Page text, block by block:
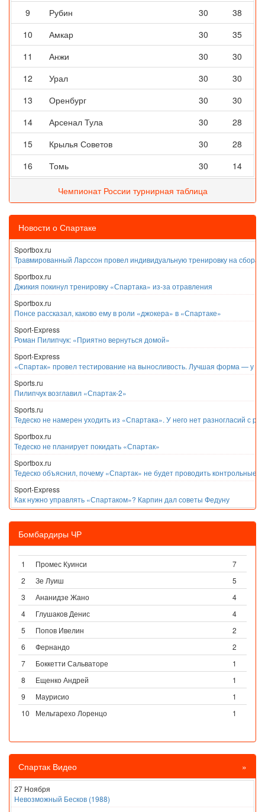
9
Рубин 30
38
10
Амкар 30
35
11
Анжи 30
30
12
Урал 30
30
13
Оренбург 30
30
14
Арсенал Тула 30
28
15
Крылья Советов 30
28
16
Томь 30 14
Чемпионат России турнирная таблица
Новости о Спартаке
Sportbox.ru
Травмированный Ларссон провел индивидуальную тренировку на
Sportbox.ru
Джикия покинул тренировку «Спартака» из-за отравления
Sportbox.ru
Понсе рассказал, каково ему в роли «джокера» в «Спартаке»
Sport-Express
Роман Пилипчук: «Приятно вернуться домой»
Sport-Express
«Спартак» провел тестирование на выносливость. Лучшая форма — у
Sports.ru
Пилипчук возглавил «Спартак-2»
Sports.ru
Тедеско не намерен уходить из «Спартака». У него нет разногласий с
Sportbox.ru
Тедеско не планирует покидать «Спартак»
Sportbox.ru
Тедеско объяснил, почему «Спартак» не будет проводить контрольные
Sport-Express
Как нужно управлять «Спартаком»? Карпин дал советы Федуну
Бомбардиры ЧР
1 Промес Куинси
7
2
Зе Луиш
5
3
Ананидзе Жано
4
4
Глушаков Денис
4
5
Попов Ивелин
2
6
Фернандо
2
7
Боккетти Сальваторе
1
8
Ещенко Андрей
1
9
Маурисио
1
10
Мельгарехо Лоренцо 1
Спартак Видео »
27 Ноября
Невозможный Бесков (1988)